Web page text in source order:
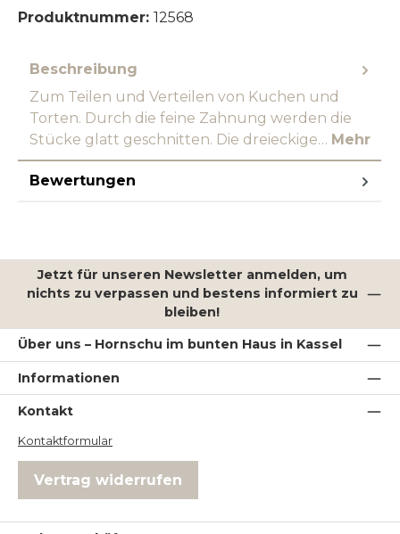
Produktnummer: 12568
Beschreibung
Zum Teilen und Verteilen von Kuchen und
Torten. Durch die feine Zahnung werden die
Stücke glatt geschnitten. Die dreieckige… Mehr
Bewertungen
Jetzt für unseren Newsletter anmelden, um
nichts zu verpassen und bestens informiert zu
bleiben!
Über uns – Hornschu im bunten Haus in Kassel
Informationen
Kontakt
Kontaktformular
Vertrag widerrufen